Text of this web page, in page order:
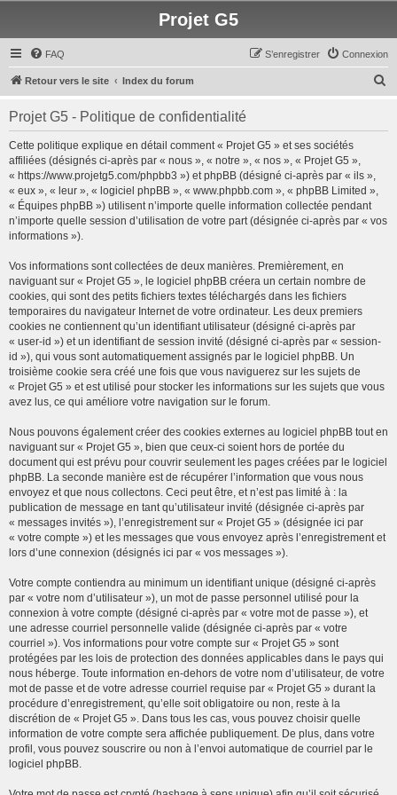
Projet G5
FAQ Connexion
S’enregistrer
Retour vers le site Index du forum
Projet G5 - Politique de confidentialité
Cette politique explique en détail comment « Projet G5 » et ses sociétés
affiliées (désignés ci-après par « nous », « notre », « nos », « Projet G5 »,
« https://www.projetg5.com/phpbb3 ») et phpBB (désigné ci-après par « ils »,
« eux », « leur », « logiciel phpBB », « www.phpbb.com », « phpBB Limited »,
« Équipes phpBB ») utilisent n’importe quelle information collectée pendant
n’importe quelle session d’utilisation de votre part (désignée ci-après par « vos
informations »).
Vos informations sont collectées de deux manières. Premièrement, en
naviguant sur « Projet G5 », le logiciel phpBB créera un certain nombre de
cookies, qui sont des petits fichiers textes téléchargés dans les fichiers
temporaires du navigateur Internet de votre ordinateur. Les deux premiers
cookies ne contiennent qu’un identifiant utilisateur (désigné ci-après par
« user-id ») et un identifiant de session invité (désigné ci-après par « session-
id »), qui vous sont automatiquement assignés par le logiciel phpBB. Un
troisième cookie sera créé une fois que vous naviguerez sur les sujets de
« Projet G5 » et est utilisé pour stocker les informations sur les sujets que vous
avez lus, ce qui améliore votre navigation sur le forum.
Nous pouvons également créer des cookies externes au logiciel phpBB tout en
naviguant sur « Projet G5 », bien que ceux-ci soient hors de portée du
document qui est prévu pour couvrir seulement les pages créées par le logiciel
phpBB. La seconde manière est de récupérer l’information que vous nous
envoyez et que nous collectons. Ceci peut être, et n’est pas limité à : la
publication de message en tant qu’utilisateur invité (désignée ci-après par
« messages invités »), l’enregistrement sur « Projet G5 » (désignée ici par
« votre compte ») et les messages que vous envoyez après l’enregistrement et
lors d’une connexion (désignés ici par « vos messages »).
Votre compte contiendra au minimum un identifiant unique (désigné ci-après
par « votre nom d’utilisateur »), un mot de passe personnel utilisé pour la
connexion à votre compte (désigné ci-après par « votre mot de passe »), et
une adresse courriel personnelle valide (désignée ci-après par « votre
courriel »). Vos informations pour votre compte sur « Projet G5 » sont
protégées par les lois de protection des données applicables dans le pays qui
nous héberge. Toute information en-dehors de votre nom d’utilisateur, de votre
mot de passe et de votre adresse courriel requise par « Projet G5 » durant la
procédure d’enregistrement, qu’elle soit obligatoire ou non, reste à la
discrétion de « Projet G5 ». Dans tous les cas, vous pouvez choisir quelle
information de votre compte sera affichée publiquement. De plus, dans votre
profil, vous pouvez souscrire ou non à l’envoi automatique de courriel par le
logiciel phpBB.